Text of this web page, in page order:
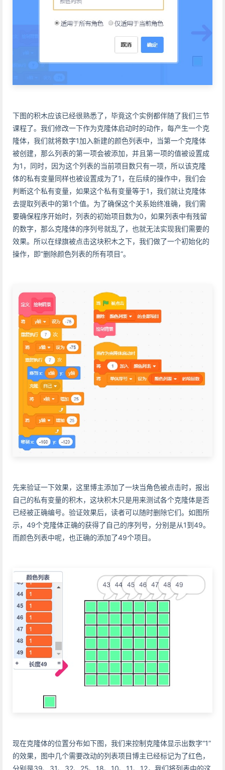
下图的积木应该已经很熟悉了，毕竟这个实例都伴随了我们三节
课程了。我们修改一下作为克隆体启动时的动作，每产生一个克
隆体，我们就将数字1加入新建的颜色列表中，当第一个克隆体
被创建，那么列表的第一项会被添加，并且第一项的值被设置成
为1，同时，因为这个列表的当前项目数只有一项，所以该克隆
体的私有变量同样也被设置成为了1，在后续的操作中，我们会
判断这个私有变量，如果这个私有变量等于1，我们就让克隆体
去提取列表中的第1个值。为了确保这个关系始终准确，我们需
要确保程序开始时，列表的初始项目数为0，如果列表中有残留
的数字，那么克隆体的序列号就乱了，也就无法实现我们需要的
效果。所以在绿旗被点击这块积木之下，我们做了一个初始化的
操作，即“删除颜色列表的所有项目”。
先来验证一下效果，这里博主添加了一块当角色被点击时，报出
自己的私有变量的积木，这块积木只是用来测试各个克隆体是否
已经被正确编号。验证效果后，读者可以随时删除它们。如图所
示，49个克隆体正确的获得了自己的序列号，分别是从1到49。
而颜色列表中呢，也正确的添加了49个项目。
现在克隆体的位置分布如下图，我们来控制克隆体显示出数字“1”
的效果，图中几个需要改动的列表项目博主已经标记为了红色，
分别是39、31、32、25、18、10、11、12，我们将列表中的这